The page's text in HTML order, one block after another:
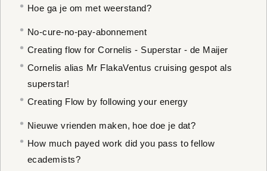
Hoe ga je om met weerstand?
No-cure-no-pay-abonnement
Creating flow for Cornelis - Superstar - de Maijer
Cornelis alias Mr FlakaVentus cruising gespot als
superstar!
Creating Flow by following your energy
Nieuwe vrienden maken, hoe doe je dat?
How much payed work did you pass to fellow
ecademists?